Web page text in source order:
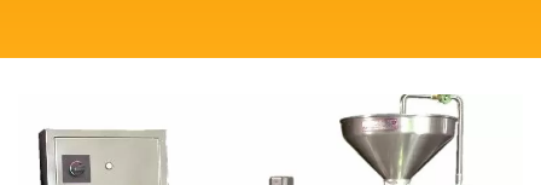
อุปกรณ์นมถั่วเหลือง,
เครื่องทำนมถั่วเหลือง
อัตโนมัติ, ผู้ผลิตเครื่องนม